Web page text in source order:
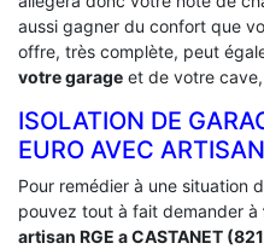
aussi gagner du confort que
offre, très complète, peut
votre garage et de votre
ISOLATION DE
EURO AVEC
Pour remédier à une situation
pouvez tout à fait demander à
artisan RGE a CASTANET